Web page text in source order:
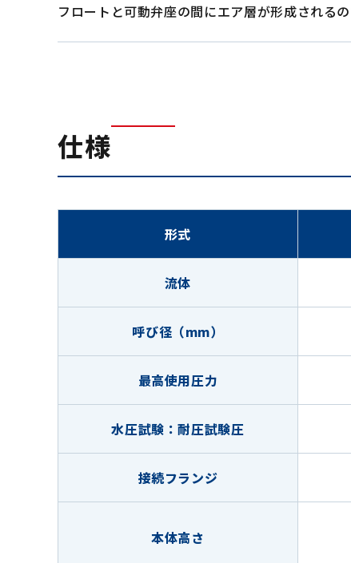
フロートと可動弁座の間にエア層が形成される
仕様
形式
流体
呼び径（mm）
最高使用圧力
水圧試験：耐圧試験圧
接続フランジ
本体高さ